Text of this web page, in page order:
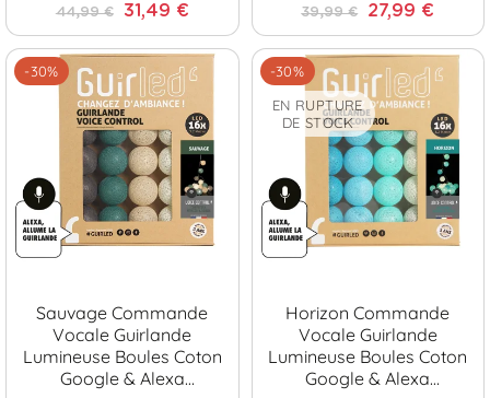
44,99 € 31,49 € 39,99 € 27,99 €
-30%
Sauvage Commande
Vocale Guirlande
Lumineuse Boules Coton
Google & Alexa
-30%
EN RUPTURE
DE STOCK
Horizon Commande
Vocale Guirlande
Lumineuse Boules Coton
Google & Alexa